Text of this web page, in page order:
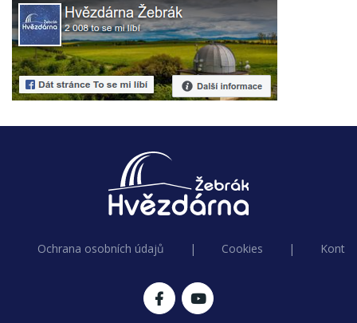
Ochrana osobních údajů | Cookies |